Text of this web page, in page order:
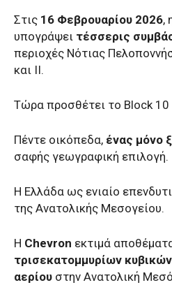
Στις 16 Φεβρουαρίου 2026,
υπογράψει τέσσερις
περιοχές Νότιας
και ΙΙ.
Τώρα προσθέτει το Block 10
Πέντε οικόπεδα, ένας μόνο
σαφής γεωγραφική επιλογή.
Η Ελλάδα ως ενιαίο
της Ανατολικής Μεσογείου.
Η Chevron εκτιμά
τρισεκατομμυρίων
αερίου στην Ανατολική